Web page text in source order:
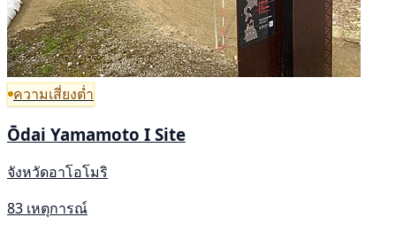
ความเสี่ยงต่ำ
Ōdai Yamamoto I Site
จังหวัดอาโอโมริ
83 เหตุการณ์